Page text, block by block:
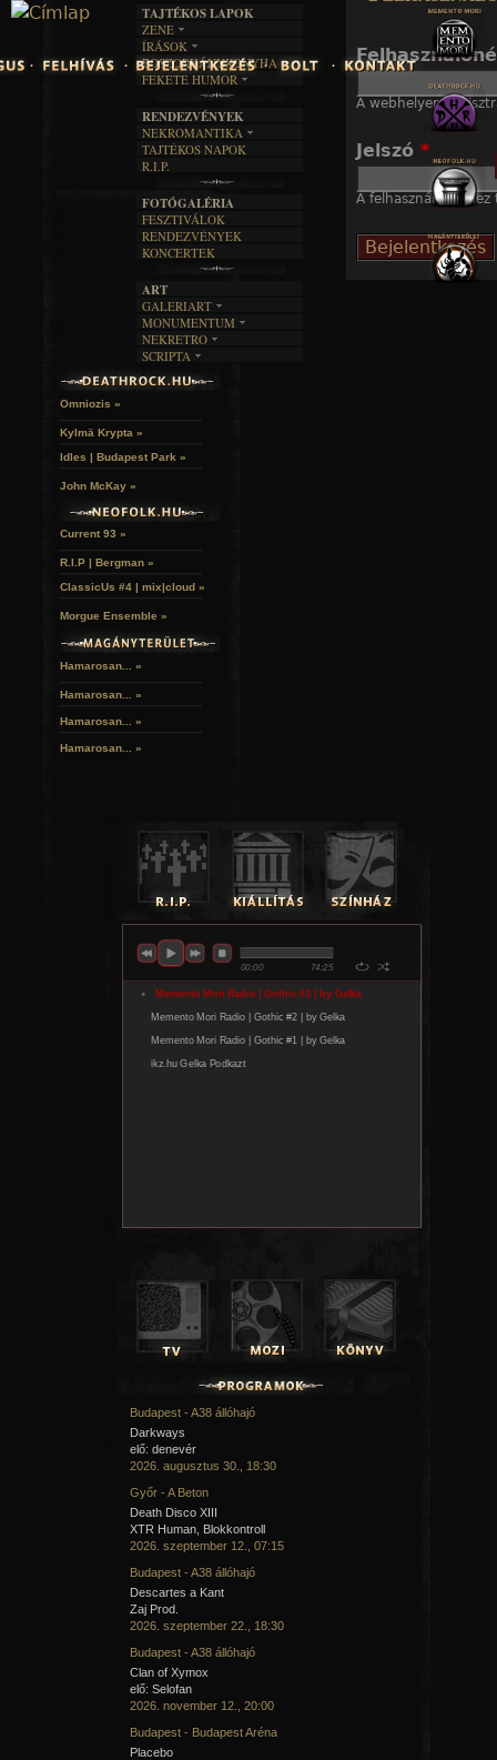
Jump to navigation
A webhelyen
Jelszó *
A felhasználónévhez
TAJTÉKOS LAPOK
ZENE
EGYÜTTESEK
INTERJÚK
FORDÍTÁSOK
DALSZÖVEGEK
ÍRÁSOK
IRODALOM
FILM
MŰVÉSZET
ÍRÁSTÖRTÉNET
BOSZORKÁNYKONYHA
FEKETE HUMOR
SZÖVEGES
RENDEZVÉNYEK
NEKROMANTIKA
AKTUÁLIS
A MÚLT
TAJTÉKOS NAPOK
R.I.P.
FOTÓGALÉRIA
FESZTIVÁLOK
RENDEZVÉNYEK
KONCERTEK
ART
GALERIART
ARTGALERI
KÉPREGÉNYEK
LAKÁSKULTS
MONUMENTUM
TEMETŐK
TEMPLOMOK
VÁRAK
NEKRETRO
SZUBKULT
FEKETE LYUK
SCRIPTA
NOVELLÁK
Omniozis »
Kylmä Krypta »
Idles | Budapest Park »
John McKay »
Current 93 »
R.I.P | Bergman »
ClassicUs #4 | mix|cloud »
Morgue Ensemble »
Hamarosan... »
Hamarosan... »
Hamarosan... »
Hamarosan... »
Budapest - A38 állóhajó
Darkways
elő: denevér
2026. augusztus 30., 18:30
Győr - A Beton
Death Disco XIII
XTR Human, Blokkontroll
2026. szeptember 12., 07:15
Budapest - A38 állóhajó
Descartes a Kant
Zaj Prod.
2026. szeptember 22., 18:30
Budapest - A38 állóhajó
Clan of Xymox
elő: Selofan
2026. november 12., 20:00
Budapest - Budapest Aréna
Placebo